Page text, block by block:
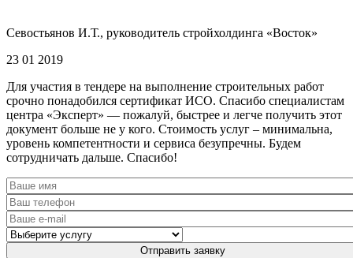
Севостьянов И.Т., руководитель стройхолдинга «Восток»
23 01 2019
Для участия в тендере на выполнение строительных работ
срочно понадобился сертификат ИСО. Спасибо специалистам
центра «Эксперт» — пожалуй, быстрее и легче получить этот
документ больше не у кого. Стоимость услуг – минимальна,
уровень компетентности и сервиса безупречны. Будем
сотрудничать дальше. Спасибо!